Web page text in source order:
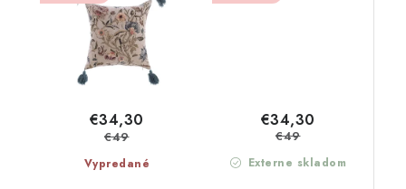
Vypredané
€34,30
€49
Externe skladom
€34,30
€49